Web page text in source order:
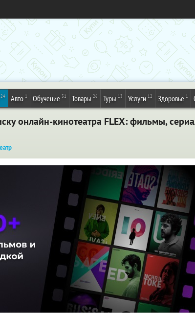
24 Авто 1 Обучение 31 Товары 26 Туры 13 Услуги 12 Здоровье 1
онлайн-кинотеатра FLEX: фильмы,